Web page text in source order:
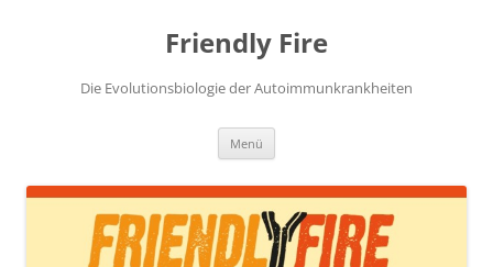
Friendly Fire
Die Evolutionsbiologie der Autoimmunkrankheiten
Menü